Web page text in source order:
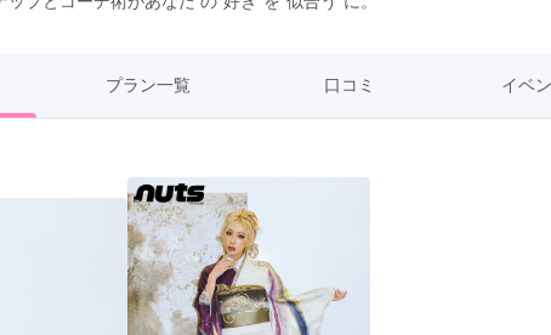
広島県(87) 岡山県(69)
島根県(26)
山口県(60)
プラン一覧 口コミ イベ